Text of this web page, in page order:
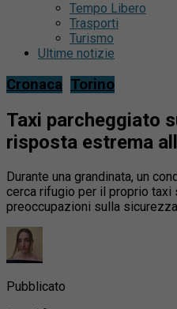
Tempo Libero
Trasporti
Turismo
Ultime notizie
Cronaca Torino
Taxi parcheggiato
risposta estrema
Durante una grandinata, un
cerca rifugio per il proprio taxi
preoccupazioni sulla
Pubblicato